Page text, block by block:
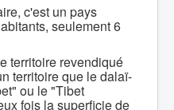
c'est un pays
seulement 6
territoire revendiqué
territoire que le dalaï-
ou le "Tibet
fois la superficie de